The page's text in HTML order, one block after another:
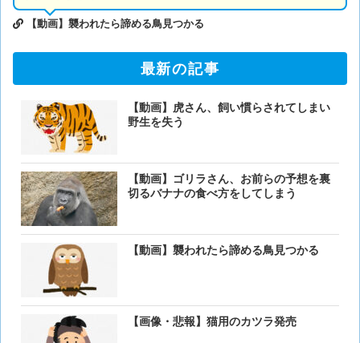
【動画】襲われたら諦める鳥見つかる
最新の記事
【動画】虎さん、飼い慣らされてしまい
野生を失う
【動画】ゴリラさん、お前らの予想を裏
切るバナナの食べ方をしてしまう
【動画】襲われたら諦める鳥見つかる
【画像・悲報】猫用のカツラ発売